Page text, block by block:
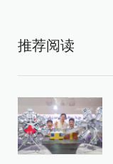
推荐阅读